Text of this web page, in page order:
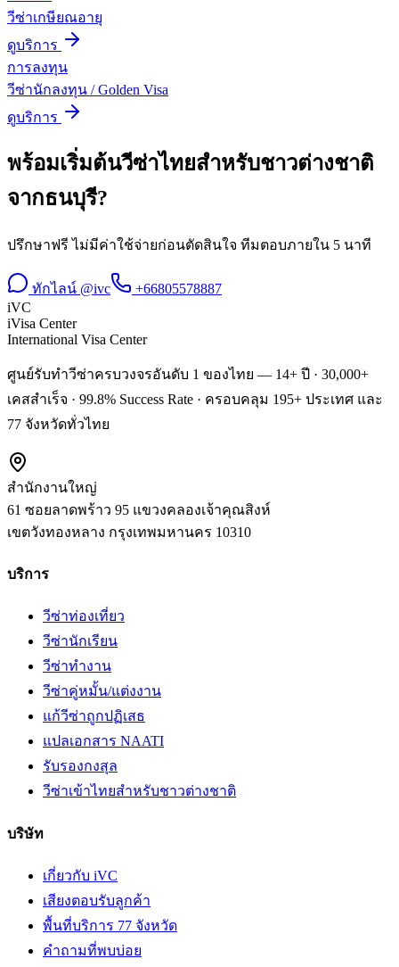
วีซ่าเกษียณอายุ
ดูบริการ
การลงทุน
วีซ่านักลงทุน / Golden Visa
ดูบริการ
พร้อมเริ่มต้นวีซ่าไทยสำหรับชาวต่างชาติ
จากธนบุรี?
ปรึกษาฟรี ไม่มีค่าใช้จ่ายก่อนตัดสินใจ ทีมตอบภายใน 5 นาที
ทักไลน์ @ivc
+66805578887
iVC
iVisa Center
International Visa Center
ศูนย์รับทำวีซ่าครบวงจรอันดับ 1 ของไทย — 14+ ปี · 30,000+
เคสสำเร็จ · 99.8% Success Rate · ครอบคลุม 195+ ประเทศ และ
77 จังหวัดทั่วไทย
สำนักงานใหญ่
61 ซอยลาดพร้าว 95 แขวงคลองเจ้าคุณสิงห์
เขตวังทองหลาง กรุงเทพมหานคร 10310
บริการ
วีซ่าท่องเที่ยว
วีซ่านักเรียน
วีซ่าทำงาน
วีซ่าคู่หมั้น/แต่งงาน
แก้วีซ่าถูกปฏิเสธ
แปลเอกสาร NAATI
รับรองกงสุล
วีซ่าเข้าไทยสำหรับชาวต่างชาติ
บริษัท
เกี่ยวกับ iVC
เสียงตอบรับลูกค้า
พื้นที่บริการ 77 จังหวัด
คำถามที่พบบ่อย